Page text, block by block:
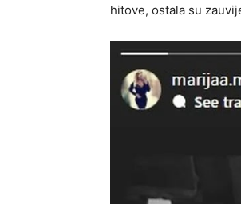
hitove, ostala su